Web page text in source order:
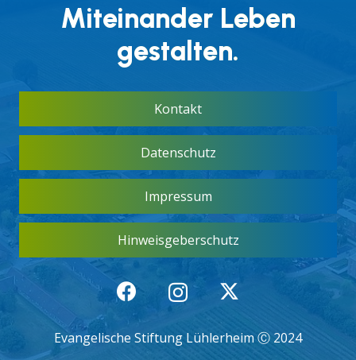
Miteinander Leben
gestalten.
Kontakt
Datenschutz
Impressum
Hinweisgeberschutz
Evangelische Stiftung Lühlerheim Ⓒ 2024